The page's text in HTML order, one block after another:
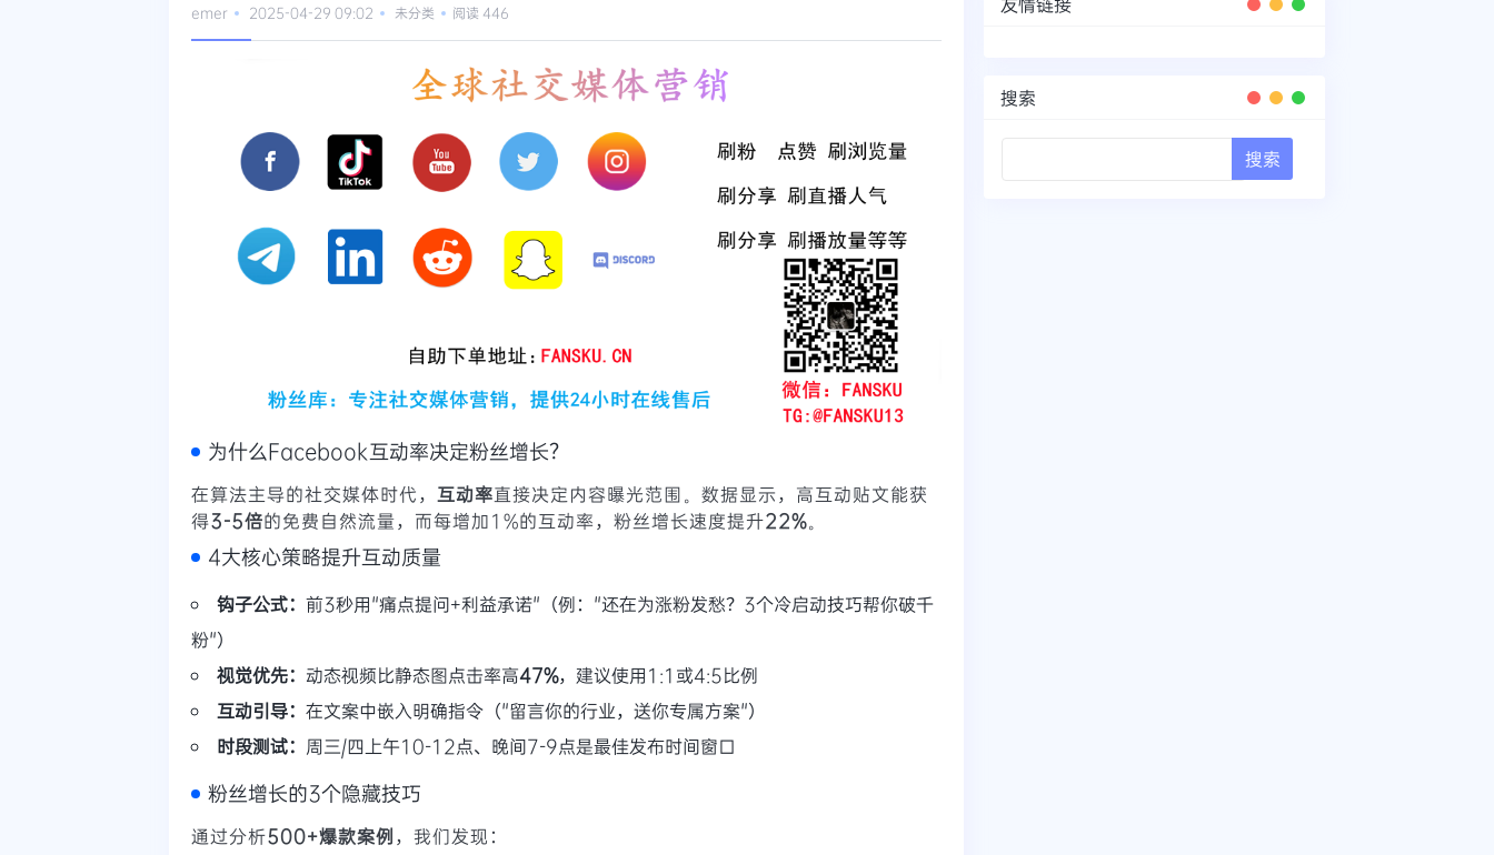
emer 2025-04-29 09:02 未分类 阅读 446
为什么Facebook互动率决定粉丝增长？
在算法主导的社交媒体时代， 互动率直接决定内容曝光范围。数据显示，高互动贴文能获
得3-5倍的免费自然流量，而每增加1%的互动率，粉丝增长速度提升22%。
4大核心策略提升互动质量
钩子公式： 前3秒用"痛点提问+利益承诺"（例："还在为涨粉发愁？3个冷启动技巧帮你破千
粉"）
视觉优先： 动态视频比静态图点击率高47%，建议使用1:1或4:5比例
互动引导： 在文案中嵌入明确指令（"留言你的行业，送你专属方案"）
时段测试： 周三/四上午10-12点、晚间7-9点是最佳发布时间窗口
粉丝增长的3个隐藏技巧
通过分析500+爆款案例，我们发现：
搜索